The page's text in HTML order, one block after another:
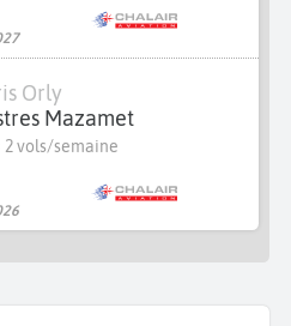
Orly
Mazamet
2 vols/semaine